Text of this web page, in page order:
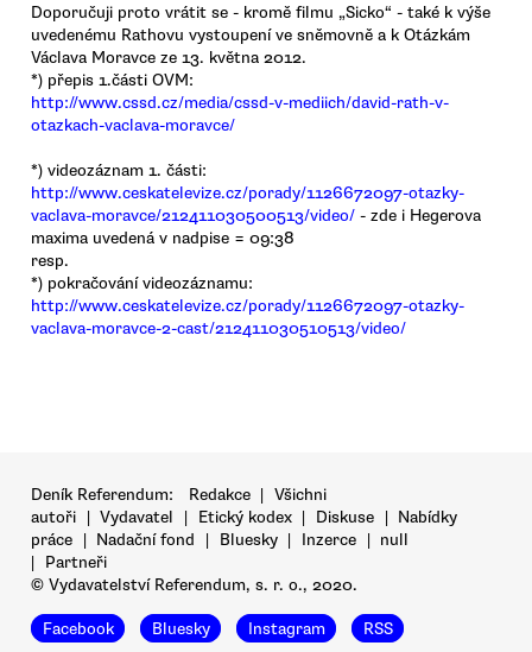
Doporučuji proto vrátit se - kromě filmu „Sicko“ - také k výše
uvedenému Rathovu vystoupení ve sněmovně a k Otázkám
Václava Moravce ze 13. května 2012.
*) přepis 1.části OVM:
http://www.cssd.cz/media/cssd-v-mediich/david-rath-v-
otazkach-vaclava-moravce/
*) videozáznam 1. části:
http://www.ceskatelevize.cz/porady/1126672097-otazky-
vaclava-moravce/212411030500513/video/ - zde i Hegerova
maxima uvedená v nadpise = 09:38
resp.
*) pokračování videozáznamu:
http://www.ceskatelevize.cz/porady/1126672097-otazky-
vaclava-moravce-2-cast/212411030510513/video/
Deník Referendum: Redakce | Všichni
autoři | Vydavatel | Etický kodex | Diskuse | Nabídky
práce | Nadační fond | Bluesky | Inzerce | null
|
Partneři
© Vydavatelství Referendum, s. r. o., 2020.
Facebook Bluesky Instagram RSS